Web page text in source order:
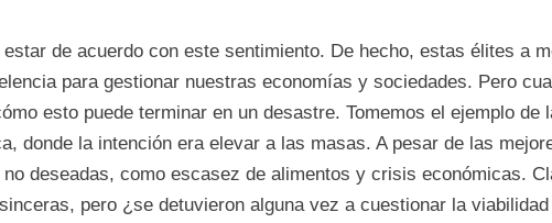
de acuerdo con este sentimiento. De hecho, estas élites a
para gestionar nuestras economías y sociedades. Pero
esto puede terminar en un desastre. Tomemos el ejemplo de
donde la intención era elevar a las masas. A pesar de las
deseadas, como escasez de alimentos y crisis económicas.
pero ¿se detuvieron alguna vez a cuestionar la